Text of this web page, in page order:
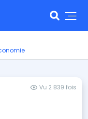
Vu 2 839 fois